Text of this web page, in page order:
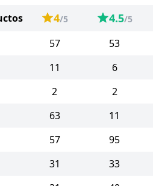
4/5 4.5/5
57
53
11
6
2
2
63
11
57
95
31
33